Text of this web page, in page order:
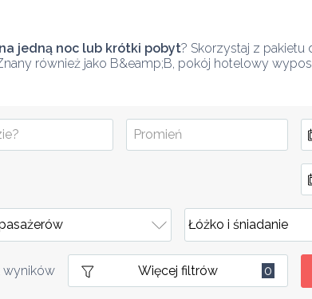
jedną noc lub krótki pobyt? Skorzystaj z
również jako B&eamp;B, pokój hotelowy
wyników Więcej filtrów 0